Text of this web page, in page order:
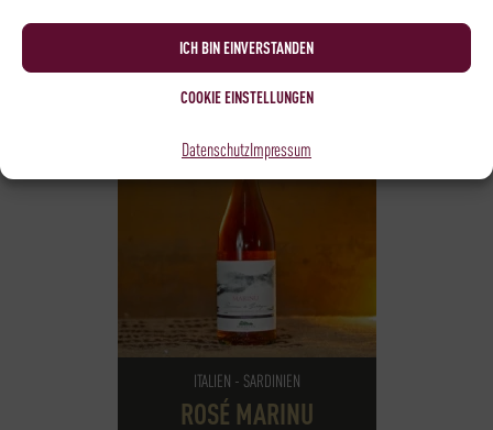
ICH BIN EINVERSTANDEN
COOKIE EINSTELLUNGEN
DatenschutzImpressum
ITALIEN - SARDINIEN
ROSÉ MARINU